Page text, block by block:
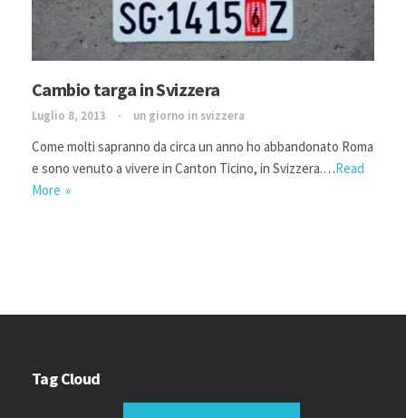
Cambio targa in Svizzera
Luglio 8, 2013 un giorno in svizzera
Come molti sapranno da circa un anno ho abbandonato Roma
e sono venuto a vivere in Canton Ticino, in Svizzera.…Read
More
Tag Cloud